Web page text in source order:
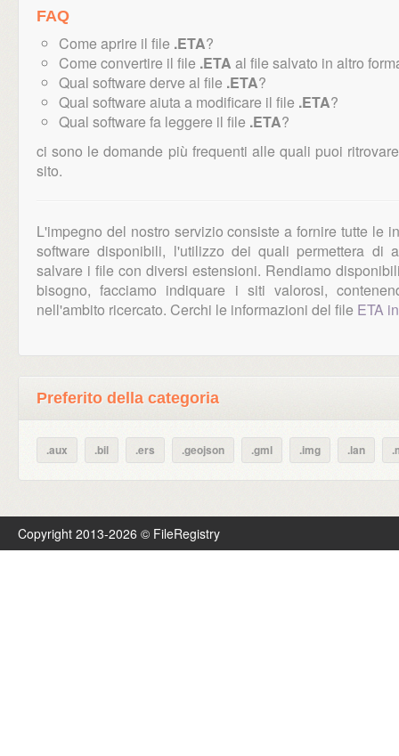
FAQ
Come aprire il file .ETA?
Come convertire il file .ETA al file salvato in altro
Qual software derve al file .ETA?
Qual software aiuta a modificare il file .ETA?
Qual software fa leggere il file .ETA?
ci sono le domande più frequenti alle quali puoi
sito.
L'impegno del nostro servizio consiste a fornire tutte le
software disponibili, l'utilizzo dei quali permettera di
salvare i file con diversi estensioni. Rendiamo
bisogno, facciamo indiquare i siti valorosi,
nell'ambito ricercato. Cerchi le informazioni del file ETA
Preferito della categoria
.aux .bil .ers .geojson .gml .img .lan
Copyright 2013-2026 © FileRegistry